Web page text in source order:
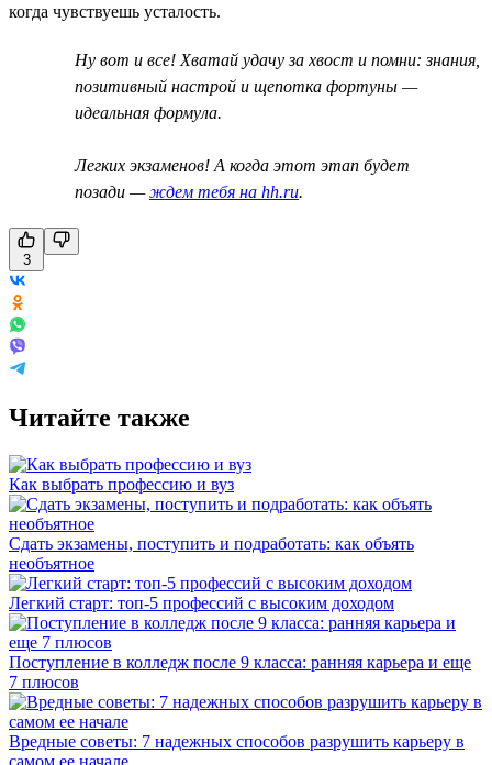
когда чувствуешь усталость.
Ну вот и все! Хватай удачу за хвост и помни: знания,
позитивный настрой и щепотка фортуны —
идеальная формула.
Легких экзаменов! А когда этот этап будет
позади —ждем тебя на hh.ru.
3
Читайте также
Как выбрать профессию и вуз
Сдать экзамены, поступить и подработать: как объять
необъятное
Легкий старт: топ-5 профессий с высоким доходом
Поступление в колледж после 9 класса: ранняя карьера и еще
7 плюсов
Вредные советы: 7 надежных способов разрушить карьеру в
самом ее начале